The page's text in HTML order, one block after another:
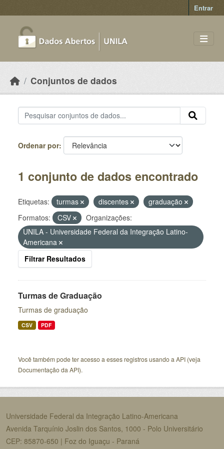
Entrar
Conjuntos de dados
Ordenar por
1 conjunto de dados encontrado
Etiquetas: turmas discentes
graduação
Formatos:
CSV
Organizações:
UNILA - Universidade Federal da Integração Latino-
Americana
Filtrar Resultados
Turmas de Graduação
Turmas de graduação
CSV PDF
Você também pode ter acesso a esses registros usando a API (veja
Documentação da API).
Universidade Federal da Integração Latino-Americana
Avenida Tarquínio Joslin dos Santos, 1000 - Polo Universitário
CEP: 85870-650 | Foz do Iguaçu - Paraná